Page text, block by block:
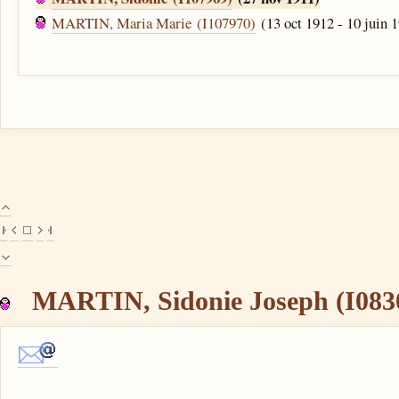
MARTIN, Maria Marie (I107970) (13 oct 1912 - 10 juin
MARTIN, Sidonie Joseph